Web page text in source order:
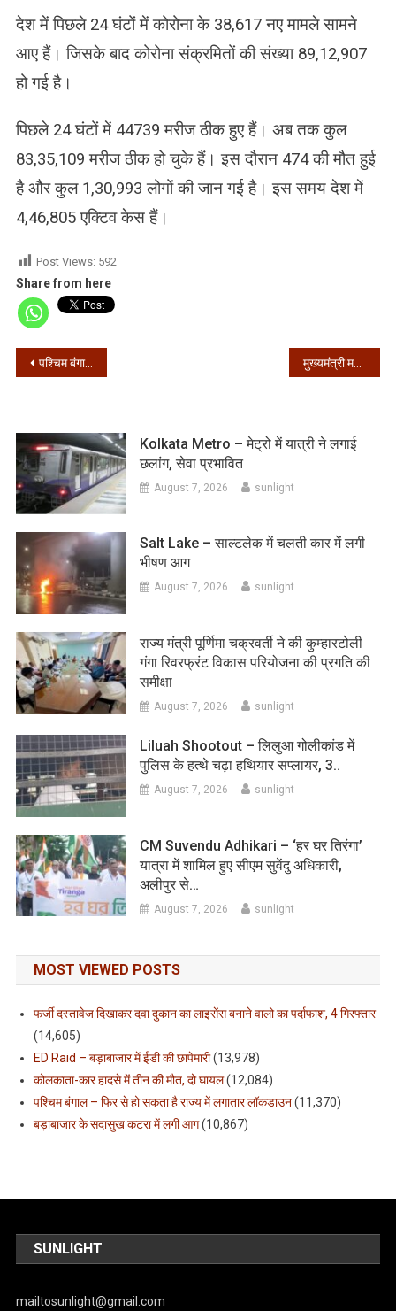
देश में पिछले 24 घंटों में कोरोना के 38,617 नए मामले सामने
आए हैं। जिसके बाद कोरोना संक्रमितों की संख्या 89,12,907
हो गई है।
पिछले 24 घंटों में 44739 मरीज ठीक हुए हैं। अब तक कुल
83,35,109 मरीज ठीक हो चुके हैं। इस दौरान 474 की मौत हुई
है और कुल 1,30,993 लोगों की जान गई है। इस समय देश में
4,46,805 एक्टिव केस हैं।
Post Views: 592
Share from here
Post
पश्चिम बंगाल – 24 घंटे में मिले 3654 संक्रमित, 4388 हुए ठीक मुख्यमंत्री ममता बनर्जी का पीएम मोदी को पत्र, नेताजी सुभाष चंद्र बोस की जंयती को राष्ट्रीय अवकाश घोषित करने की मांग
Kolkata Metro – मेट्रो में यात्री ने लगाई
छलांग, सेवा प्रभावित
August 7, 2026 sunlight
Salt Lake – साल्टलेक में चलती कार में लगी
भीषण आग
August 7, 2026 sunlight
राज्य मंत्री पूर्णिमा चक्रवर्ती ने की कुम्हारटोली
गंगा रिवरफ्रंट विकास परियोजना की प्रगति की
समीक्षा
August 7, 2026 sunlight
Liluah Shootout – लिलुआ गोलीकांड में
पुलिस के हत्थे चढ़ा हथियार सप्लायर, 3..
August 7, 2026 sunlight
CM Suvendu Adhikari – ‘हर घर तिरंगा’
यात्रा में शामिल हुए सीएम सुवेंदु अधिकारी,
अलीपुर से…
August 7, 2026 sunlight
MOST VIEWED POSTS
फर्जी दस्तावेज दिखाकर दवा दुकान का लाइसेंस बनाने वालो का पर्दाफाश, 4 गिरफ्तार
(14,605)
ED Raid – बड़ाबाजार में ईडी की छापेमारी(13,978)
कोलकाता-कार हादसे में तीन की मौत, दो घायल(12,084)
पश्चिम बंगाल – फिर से हो सकता है राज्य में लगातार लॉकडाउन(11,370)
बड़ाबाजार के सदासुख कटरा में लगी आग(10,867)
SUNLIGHT
mailtosunlight@gmail.com